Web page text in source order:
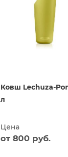
Ковш Lechuza-
л
Цена
от 800 руб.